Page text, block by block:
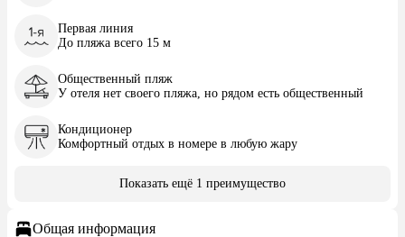
Первая линия
До пляжа всего 15 м
Общественный пляж
У отеля нет своего пляжа, но рядом есть общественный
Кондиционер
Комфортный отдых в номере в любую жару
Показать ещё 1 преимущество
Общая информация